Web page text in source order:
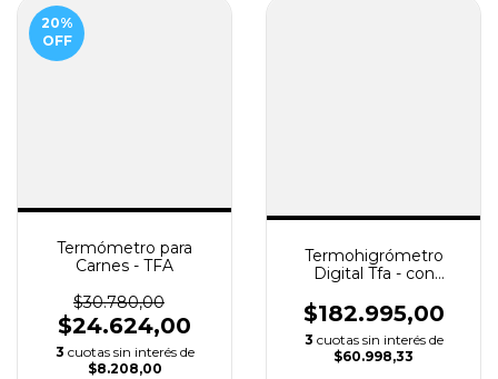
20%
OFF
Termómetro para
Carnes - TFA
$30.780,00
$24.624,00
3 cuotas sin interés de
$8.208,00
Termohigrómetro
Digital Tfa - con
$182.995,00
3 cuotas sin interés de
$60.998,33